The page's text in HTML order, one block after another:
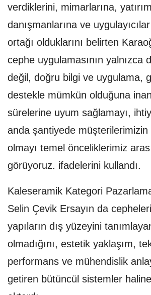
verdiklerini, mimarlarına,
danışmanlarına ve
ortağı olduklarını belirten
cephe uygulamasının yalnızca
değil, doğru bilgi ve uygulama,
destekle mümkün olduğuna
sürelerine uyum sağlamayı,
anda şantiyede müşterilerimizin
olmayı temel önceliklerimiz
görüyoruz. ifadelerini kullandı.
Kaleseramik Kategori
Selin Çevik Ersayın da
yapıların dış yüzeyini
olmadığını, estetik yaklaşım,
performans ve mühendislik
getiren bütüncül sistemler